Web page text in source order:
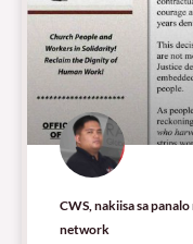
CWS, nakiisa sa
network